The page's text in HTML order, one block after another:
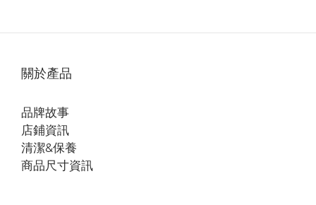
關於產品
品牌故事
店鋪資訊
清潔&保養
商品尺寸資訊